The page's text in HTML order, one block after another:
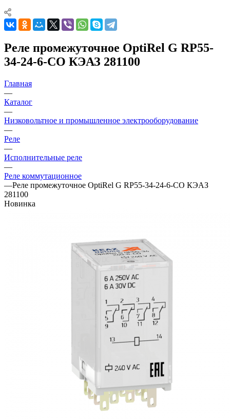
Реле промежуточное OptiRel G RP55-
34-24-6-CO КЭАЗ 281100
Главная
—
Каталог
—
Низковольтное и промышленное электрооборудование
—
Реле
—
Исполнительные реле
—
Реле коммутационное
—Реле промежуточное OptiRel G RP55-34-24-6-CO КЭАЗ
281100
Новинка